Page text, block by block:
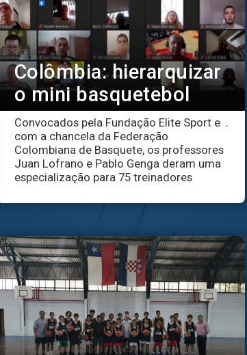
Colômbia: hierarquizar
o mini basquetebol
Convocados pela Fundação Elite Sport e
com a chancela da Federação
Colombiana de Basquete, os professores
Juan Lofrano e Pablo Genga deram uma
especialização para 75 treinadores
.